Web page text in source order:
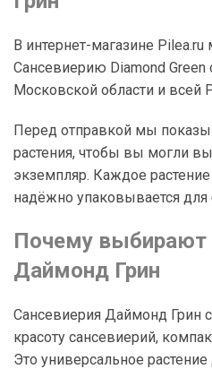
В интернет-магазине
Сансевиерию Diamond
Московской области и всей
Перед отправкой мы
растения, чтобы вы могли
экземпляр. Каждое
надёжно упаковывается для
Почему выбирают
Даймонд Грин
Сансевиерия Даймонд Грин
красоту сансевиерий,
Это универсальное